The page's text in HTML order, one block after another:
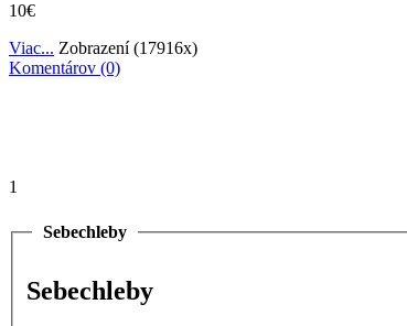
10€
Viac... Zobrazení (17916x)
Komentárov (0)
1
Sebechleby
Sebechleby